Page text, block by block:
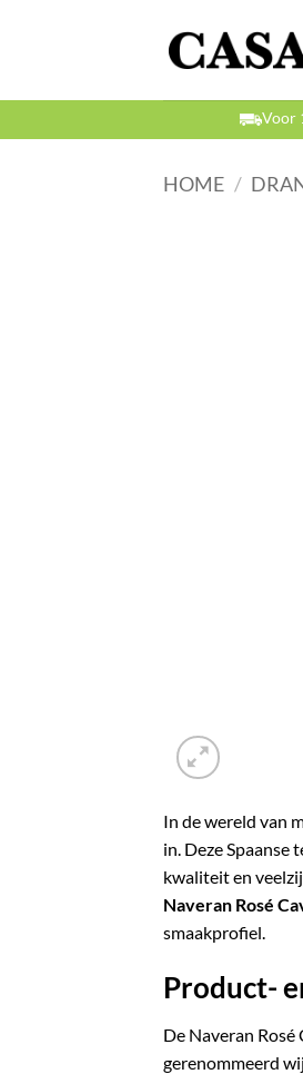
Voor
HOME /
In de wereld van
in. Deze Spaanse
kwaliteit en
Naveran Rosé
smaakprofiel.
Product-
De Naveran
gerenommeerd